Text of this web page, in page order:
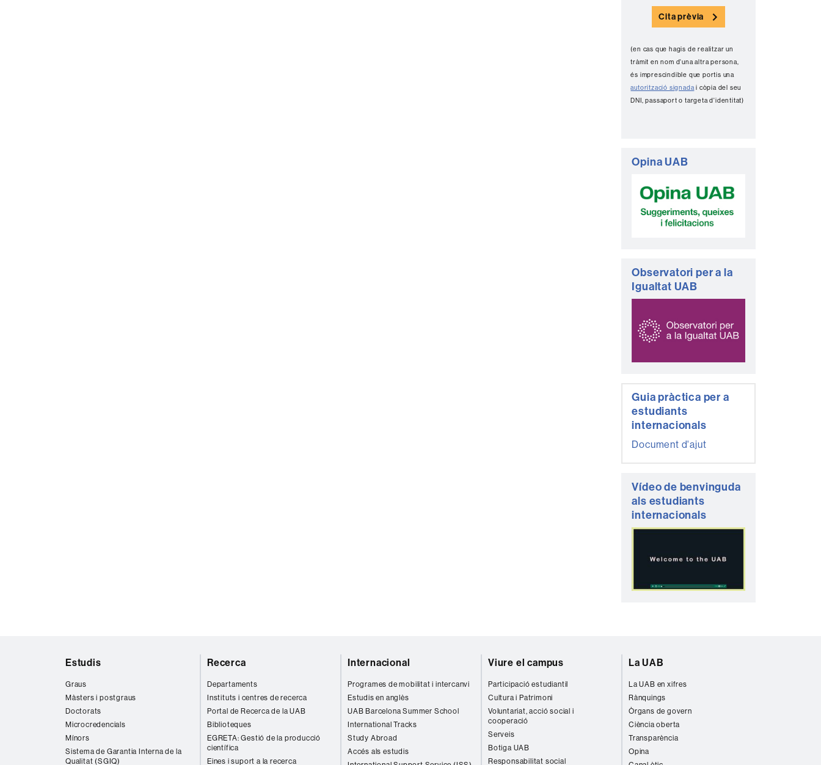
t
a
c
t
Cita prèvia
(en cas que hagis de realitzar un
tràmit en nom d'una altra persona,
és imprescindible que portis una
autorització signada i còpia del seu
DNI, passaport o targeta d'identitat)
Opina UAB
Observatori per a la
Igualtat UAB
Guia pràctica per a
estudiants
internacionals
Document d'ajut
Vídeo de benvinguda
als estudiants
internacionals
Estudis
Graus
Màsters i postgraus
Doctorats
Microcredencials
Mínors
Sistema de Garantia Interna de la
Qualitat (SGIQ)
Recerca
Departaments
Instituts i centres de recerca
Portal de Recerca de la UAB
Biblioteques
EGRETA: Gestió de la producció
científica
Eines i suport a la recerca
Internacional
Programes de mobilitat i intercanvi
Estudis en anglès
UAB Barcelona Summer School
International Tracks
Study Abroad
Accés als estudis
Viure el campus
Participació estudiantil
Cultura i Patrimoni
Voluntariat, acció social i
cooperació
Serveis
Botiga UAB
Responsabilitat social
La UAB
La UAB en xifres
Rànquings
Òrgans de govern
Ciència oberta
Transparència
Opina